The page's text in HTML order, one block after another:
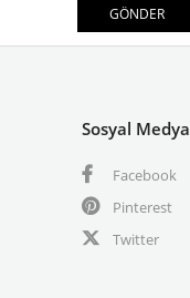
GÖNDER
Sosyal Medya
Facebook
Pinterest
Twitter